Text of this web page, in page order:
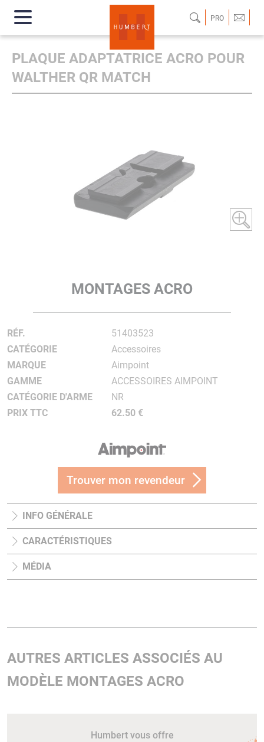
PRO
PLAQUE ADAPTATRICE ACRO POUR
WALTHER QR MATCH
MONTAGES ACRO
RÉF.
51403523
CATÉGORIE
Accessoires
MARQUE
Aimpoint
GAMME
ACCESSOIRES AIMPOINT
CATÉGORIE D'ARME
NR
PRIX TTC
62.50 €
Trouver mon revendeur
INFO GÉNÉRALE
CARACTÉRISTIQUES
MÉDIA
AUTRES ARTICLES ASSOCIÉS AU
MODÈLE MONTAGES ACRO
Humbert vous offre